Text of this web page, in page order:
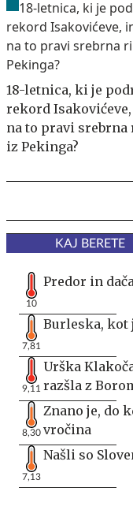
18-letnica, ki je
rekord
na to pravi srebrna
iz Pekinga?
KAJ BERETE
10
Predor in
7,81
Burleska, kot
9,11
Urška
razšla z
8,30
Znano je, do
vročina
7,13
Našli so